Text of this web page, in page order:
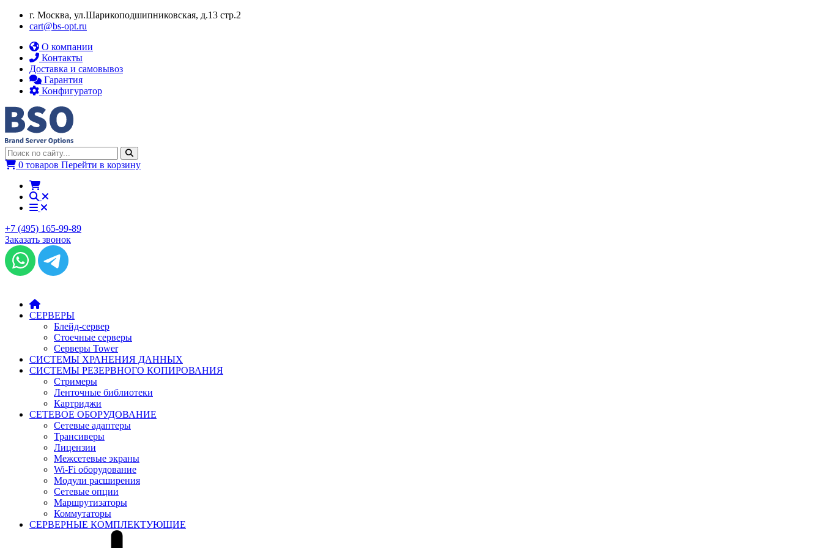
г. Москва, ул.​​Шарикоподшипниковская, д.13 стр.2
cart@bs-opt.ru
О компании
Контакты
Доставка и самовывоз
Гарантия
Конфигуратор
0 товаров Перейти в корзину
+7 (495) 165-99-89
Заказать звонок
СЕРВЕРЫ
Блейд-сервер
Стоечные серверы
Серверы Tower
СИСТЕМЫ ХРАНЕНИЯ ДАННЫХ
СИСТЕМЫ РЕЗЕРВНОГО КОПИРОВАНИЯ
Стримеры
Ленточные библиотеки
Картриджи
СЕТЕВОЕ ОБОРУДОВАНИЕ
Сетевые адаптеры
Трансиверы
Лицензии
Межсетевые экраны
Wi-Fi оборудование
Модули расширения
Сетевые опции
Маршрутизаторы
Коммутаторы
СЕРВЕРНЫЕ КОМПЛЕКТУЮЩИЕ